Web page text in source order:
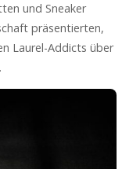
und Sneaker
präsentierten,
Laurel-Addicts über